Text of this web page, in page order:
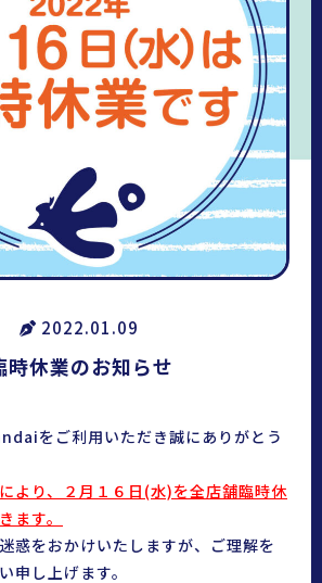
2022.01.09
休業のお知らせ
をご利用いただき誠にありがとう
より、
２月１６日(水)を全店舗臨時休
ます。
惑をおかけいたしますが、ご理解を
申し上げます。